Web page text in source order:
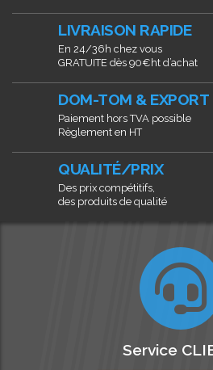
LIVRAISON RAPIDE
En 24/36h chez vous
GRATUITE dès 90€ht d’achat
DOM-TOM & EXPORT
Paiement hors TVA possible
Règlement en HT
QUALITÉ/PRIX
Des prix compétitifs,
des produits de qualité
Service